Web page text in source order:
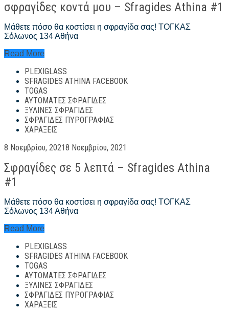
σφραγίδες κοντά μου – Sfragides Athina #1
Μάθετε πόσο θα κοστίσει η σφραγίδα σας! ΤΟΓΚΑΣ
Σόλωνος 134 Αθήνα
σφραγίδες
μου
Sfragides
Athina
Read More
PLEXIGLASS
SFRAGIDES ATHINA FACEBOOK
TOGAS
ΑΥΤΌΜΑΤΕΣ ΣΦΡΑΓΊΔΕΣ
ΞΎΛΙΝΕΣ ΣΦΡΑΓΊΔΕΣ
ΣΦΡΑΓΊΔΕΣ ΠΥΡΟΓΡΑΦΊΑΣ
ΧΑΡΆΞΕΙΣ
Posted
8 Νοεμβρίου, 20218 Νοεμβρίου, 2021
Σφραγίδες σε 5 λεπτά – Sfragides Athina
#1
Μάθετε πόσο θα κοστίσει η σφραγίδα σας! ΤΟΓΚΑΣ
Σόλωνος 134 Αθήνα
Σφραγίδες
λεπτά
Sfragides
Athina
Read More
PLEXIGLASS
SFRAGIDES ATHINA FACEBOOK
TOGAS
ΑΥΤΌΜΑΤΕΣ ΣΦΡΑΓΊΔΕΣ
ΞΎΛΙΝΕΣ ΣΦΡΑΓΊΔΕΣ
ΣΦΡΑΓΊΔΕΣ ΠΥΡΟΓΡΑΦΊΑΣ
ΧΑΡΆΞΕΙΣ